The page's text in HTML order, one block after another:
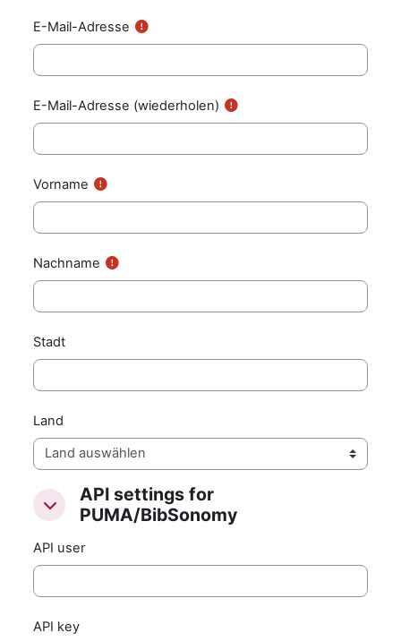
E-Mail-Adresse
E-Mail-Adresse (wiederholen)
Vorname
Nachname
Stadt
Land
API settings for PUMA/BibSonomy
API settings for PUMA/BibSonomy
API settings for
PUMA/BibSonomy
API user
API key